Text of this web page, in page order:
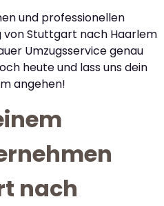
und professionellen
von Stuttgart nach Haarlem
Umzugsservice genau
heute und lass uns dein
angehen!
nach